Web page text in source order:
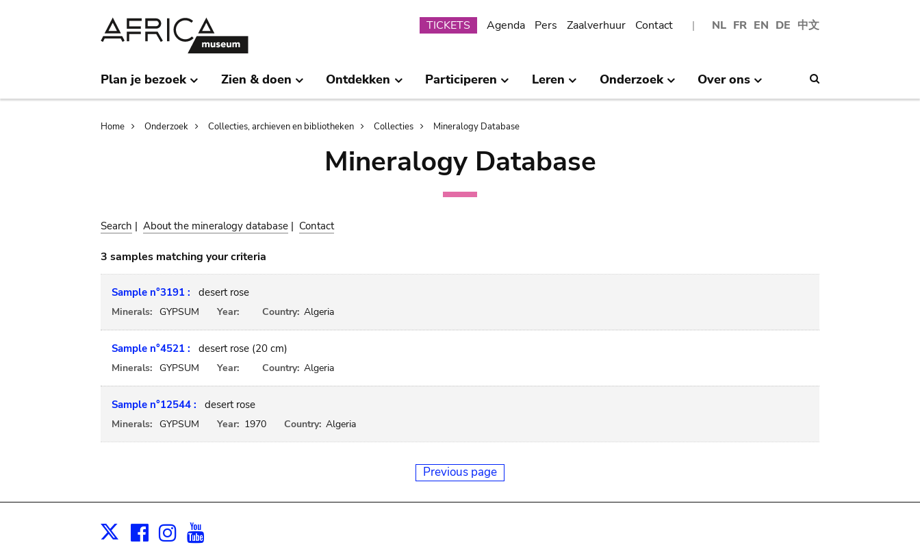
NL FR EN DE 中文
Submenu
TICKETS Agenda Pers Zaalverhuur Contact
Plan je bezoek Zien & doen Ontdekken Participeren Leren Onderzoek Over ons
Breadcrumb
Home Onderzoek Collecties, archieven en bibliotheken Collecties Mineralogy Database
Mineralogy Database
Search | About the mineralogy database | Contact
3 samples matching your criteria
Sample n°3191 : desert rose
Minerals: GYPSUM Year: Country: Algeria
Sample n°4521 : desert rose (20 cm)
Minerals: GYPSUM Year: Country: Algeria
Sample n°12544 : desert rose
Minerals: GYPSUM Year: 1970 Country: Algeria
Previous page
X Facebook
Instagram